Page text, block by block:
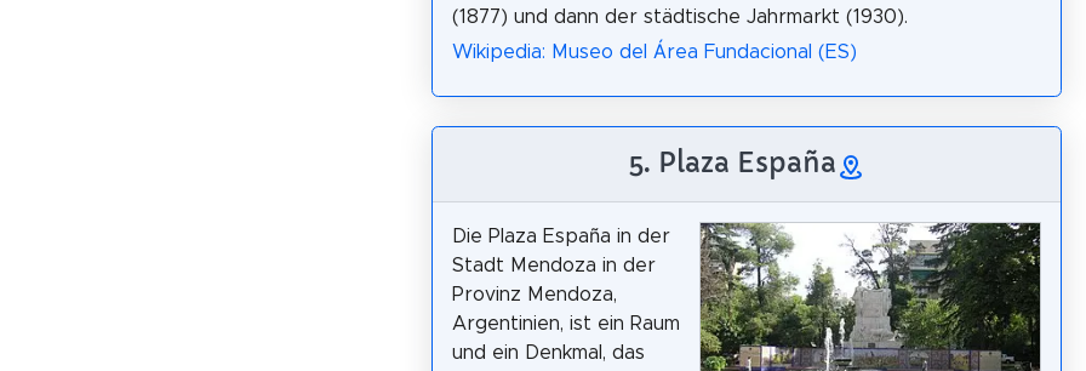
(1877) und dann der städtische Jahrmarkt (1930).
Wikipedia: Museo del Área Fundacional (ES)
5. Plaza España
Die Plaza España in der
Stadt Mendoza in der
Provinz Mendoza,
Argentinien, ist ein Raum
und ein Denkmal, das